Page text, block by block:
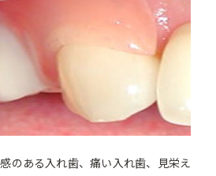
のある入れ歯、痛い入れ歯、見栄え